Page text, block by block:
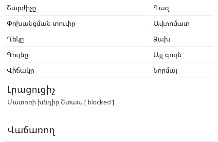
Շարժիչը
Գազ
Փոխանցման տուփը
Ավտոմատ
Ղեկը
Ձախ
Գույնը
Այլ գույն
Վիճակը
Նորմալ
Լրացուցիչ
Մատոռի խնդիր Շտապ [ blocked ]
Վաճառող